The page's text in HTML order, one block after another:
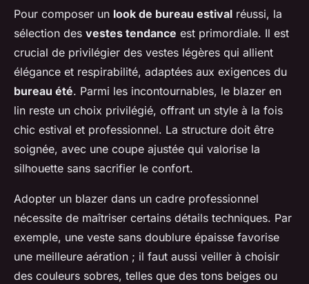
Pour composer un look de bureau estival réussi, la
sélection des vestes tendance est primordiale. Il est
crucial de privilégier des vestes légères qui allient
élégance et respirabilité, adaptées aux exigences du
bureau été. Parmi les incontournables, le blazer en
lin reste un choix privilégié, offrant un style à la fois
chic estival et professionnel. La structure doit être
soignée, avec une coupe ajustée qui valorise la
silhouette sans sacrifier le confort.
Adopter un blazer dans un cadre professionnel
nécessite de maîtriser certains détails techniques. Par
exemple, une veste sans doublure épaisse favorise
une meilleure aération ; il faut aussi veiller à choisir
des couleurs sobres, telles que des tons beiges ou